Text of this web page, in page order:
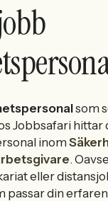
AI
konto
som
Jobbsafari hittar
inom
.
eller
passar din